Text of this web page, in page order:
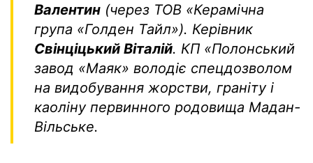
Валентин (через ТОВ «Керамічна
група «Голден Тайл»). Керівник
Свінціцький Віталій. КП «Полонський
завод «Маяк» володіє спецдозволом
на видобування жорстви, граніту і
каоліну первинного родовища Мадан-
Вільське.